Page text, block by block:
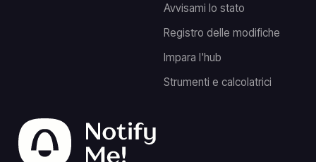
Avvisami lo stato
Registro delle modifiche
Impara l'hub
Strumenti e calcolatrici